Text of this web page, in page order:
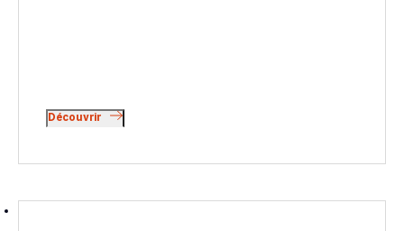
Découvrir